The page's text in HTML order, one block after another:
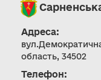
Адреса:
область, 34502
Телефон: